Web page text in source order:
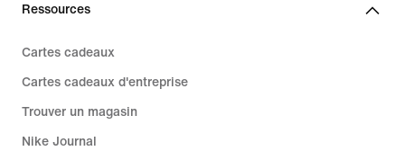
Ressources
Cartes cadeaux
Cartes cadeaux d'entreprise
Trouver un magasin
Nike Journal